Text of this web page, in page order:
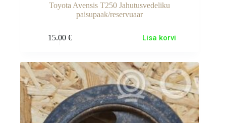
Toyota Avensis T250 Jahutusvedeliku
paisupaak/reservuaar
15.00 € Lisa korvi